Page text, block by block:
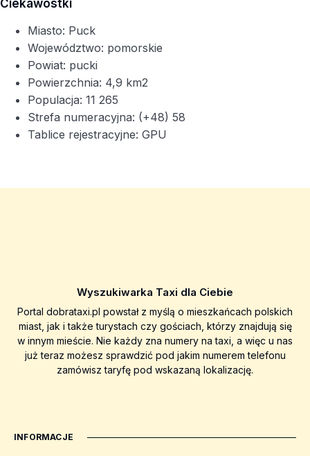
Ciekawostki
Miasto: Puck
Województwo: pomorskie
Powiat: pucki
Powierzchnia: 4,9 km2
Populacja: 11 265
Strefa numeracyjna: (+48) 58
Tablice rejestracyjne: GPU
Wyszukiwarka Taxi dla Ciebie
Portal dobrataxi.pl powstał z myślą o mieszkańcach polskich
miast, jak i także turystach czy gościach, którzy znajdują się
w innym mieście. Nie każdy zna numery na taxi, a więc u nas
już teraz możesz sprawdzić pod jakim numerem telefonu
zamówisz taryfę pod wskazaną lokalizację.
INFORMACJE